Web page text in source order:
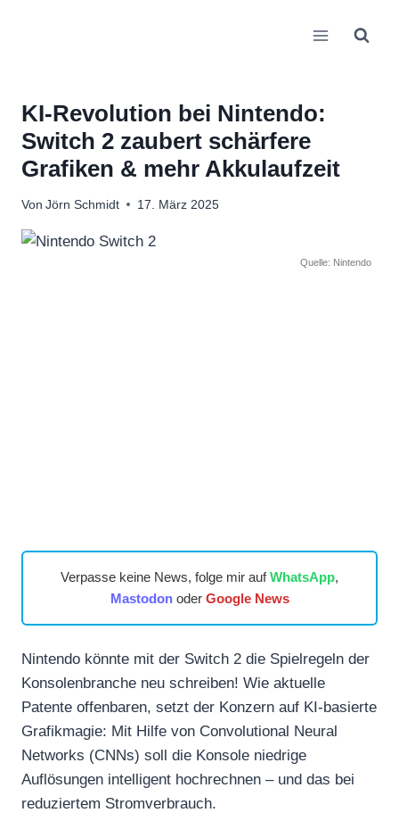
KI-Revolution bei Nintendo:
Switch 2 zaubert schärfere
Grafiken & mehr Akkulaufzeit
Von Jörn Schmidt 17. März 2025
Quelle: Nintendo
Verpasse keine News, folge mir aufWhatsApp,
Mastodonoder Google News
Nintendo könnte mit der Switch 2 die Spielregeln der
Konsolenbranche neu schreiben! Wie aktuelle
Patente offenbaren, setzt der Konzern auf KI-basierte
Grafikmagie: Mit Hilfe von Convolutional Neural
Networks (CNNs) soll die Konsole niedrige
Auflösungen intelligent hochrechnen – und das bei
reduziertem Stromverbrauch.